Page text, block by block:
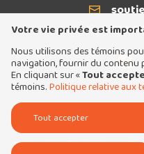
514
Conception
Politique de confidentialitéMes
Votre vie privée est
Nous utilisons des témoins
navigation, fournir du contenu
En cliquant sur «Tout
témoins.Politique relative aux
Tout accepter